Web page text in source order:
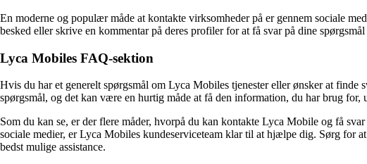
En moderne og populær måde at kontakte virksomheder på er gennem sociale
besked eller skrive en kommentar på deres profiler for at få svar på dine
Lyca Mobiles FAQ-sektion
Hvis du har et generelt spørgsmål om Lyca Mobiles tjenester eller ønsker at
spørgsmål, og det kan være en hurtig måde at få den information, du har brug for,
Som du kan se, er der flere måder, hvorpå du kan kontakte Lyca Mobile og få
sociale medier, er Lyca Mobiles kundeserviceteam klar til at hjælpe dig. Sørg for
bedst mulige assistance.